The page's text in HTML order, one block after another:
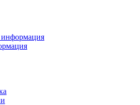
информация